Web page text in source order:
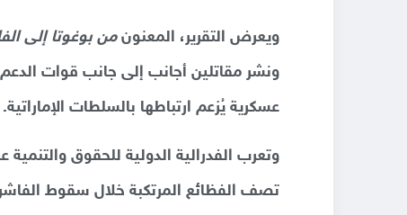
ويعرض التقرير، المعنونمن بوغوتا إلى
ونشر مقاتلين أجانب إلى جانب قوات
عسكرية يُزعم ارتباطها بالسلطات الإماراتية.
وتعرب الفدرالية الدولية للحقوق والتنمية
تصف الفظائع المرتكبة خلال سقوط